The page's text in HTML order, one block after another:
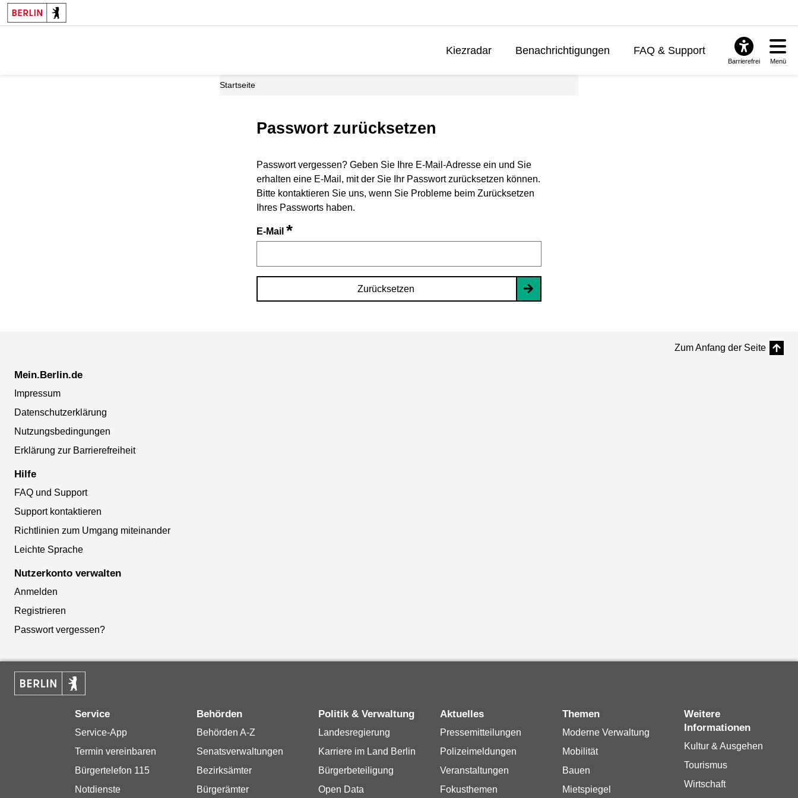
Kiezradar Benachrichtigungen FAQ & Support
Barrierefrei Menü
Startseite
Passwort zurücksetzen
Passwort vergessen? Geben Sie Ihre E-Mail-Adresse ein und Sie
erhalten eine E-Mail, mit der Sie Ihr Passwort zurücksetzen können.
Bitte kontaktieren Sie uns, wenn Sie Probleme beim Zurücksetzen
Ihres Passworts haben.
E-Mail *
Zurücksetzen
Zum Anfang der Seite
Mein.Berlin.de
Impressum
Datenschutzerklärung
Nutzungsbedingungen
Erklärung zur Barrierefreiheit
Hilfe
FAQ und Support
Support kontaktieren
Richtlinien zum Umgang miteinander
Leichte Sprache
Nutzerkonto verwalten
Anmelden
Registrieren
Passwort vergessen?
Service
Service-App
Termin vereinbaren
Bürgertelefon 115
Notdienste
Behörden
Behörden A-Z
Senatsverwaltungen
Bezirksämter
Bürgerämter
Politik & Verwaltung
Landesregierung
Karriere im Land Berlin
Bürgerbeteiligung
Open Data
Aktuelles
Pressemitteilungen
Polizeimeldungen
Veranstaltungen
Fokusthemen
Themen
Moderne Verwaltung
Mobilität
Bauen
Mietspiegel
Weitere
Informationen
Kultur & Ausgehen
Tourismus
Wirtschaft